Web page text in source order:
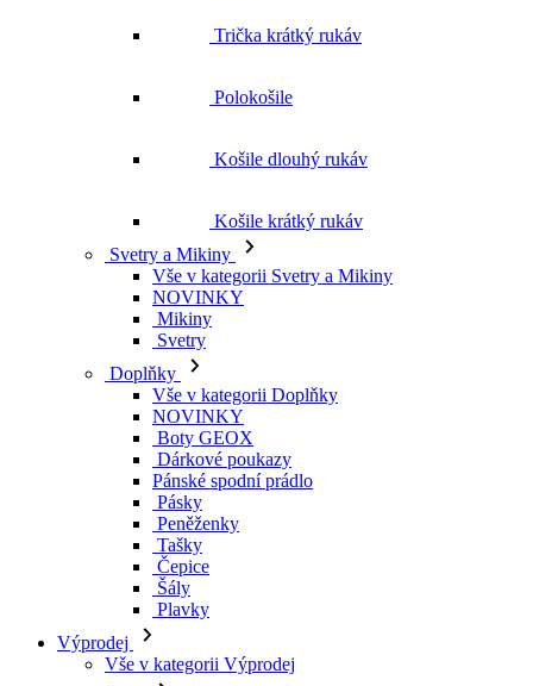
Trička krátký rukáv
Polokošile
Košile dlouhý rukáv
Košile krátký rukáv
Svetry a Mikiny
Vše v kategorii Svetry a Mikiny
NOVINKY
Mikiny
Svetry
Doplňky
Vše v kategorii Doplňky
NOVINKY
Boty GEOX
Dárkové poukazy
Pánské spodní prádlo
Pásky
Peněženky
Tašky
Čepice
Šály
Plavky
Výprodej
Vše v kategorii Výprodej